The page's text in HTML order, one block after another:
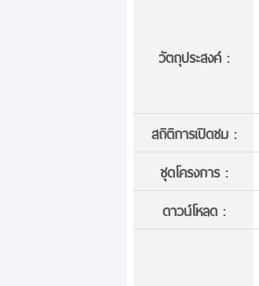
วัตถุประสงค์ :
สถิติการเปิดชม :
ชุดโครงการ :
ดาวน์โหลด :